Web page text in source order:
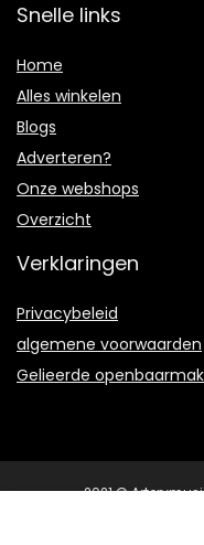
Snelle links
Home
Alles winkelen
Blogs
Adverteren?
Onze webshops
Overzicht
Verklaringen
Privacybeleid
algemene voorwaarden
Gelieerde
2021 ©